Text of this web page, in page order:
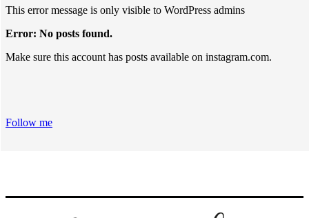
This error message is only visible to WordPress admins
Error: No posts found.
Make sure this account has posts available on instagram.com.
Follow me